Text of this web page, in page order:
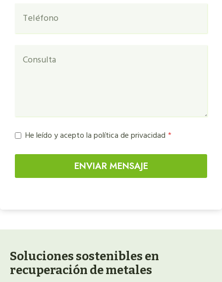
He leído y acepto la política de privacidad *
ENVIAR MENSAJE
Soluciones sostenibles en
recuperación de metales